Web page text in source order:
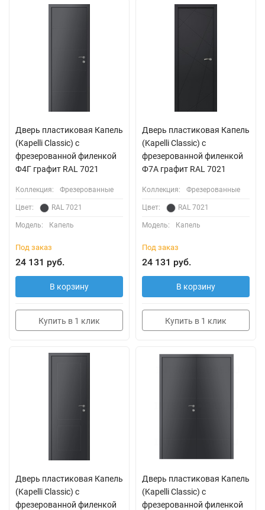
Дверь пластиковая Капель
(Kapelli Classic) с
фрезерованной филенкой
Ф4Г графит RAL 7021
Коллекция: Фрезерованные
Цвет: RAL 7021
Модель: Капель
Под заказ
24 131 руб.
В корзину
Купить в 1 клик
Дверь пластиковая Капель
(Kapelli Classic) с
фрезерованной филенкой
Ф7А графит RAL 7021
Коллекция: Фрезерованные
Цвет: RAL 7021
Модель: Капель
Под заказ
24 131 руб.
В корзину
Купить в 1 клик
Дверь пластиковая Капель
(Kapelli Classic) с
фрезерованной филенкой
Дверь пластиковая Капель
(Kapelli Classic) с
фрезерованной филенкой